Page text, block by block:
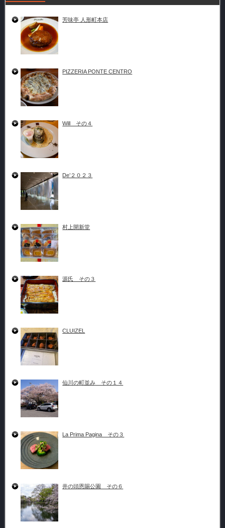
芳味亭 人形町本店
PIZZERIA PONTE CENTRO
Will その４
De’２０２３
村上開新堂
源氏 その３
CLUIZEL
仙川の町並み その１４
La Prima Pagina その３
井の頭恩賜公園 その６